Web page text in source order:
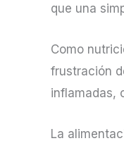
que una
Como
frustración
inflamadas,
La